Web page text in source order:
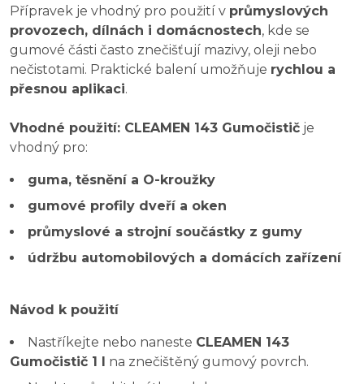
Přípravek je vhodný pro použití v průmyslových
provozech, dílnách i domácnostech, kde se
gumové části často znečišťují mazivy, oleji nebo
nečistotami. Praktické balení umožňuje rychlou a
přesnou aplikaci.
Vhodné použití: CLEAMEN 143 Gumočistič je
vhodný pro:
guma, těsnění a O-kroužky
gumové profily dveří a oken
průmyslové a strojní součástky z gumy
údržbu automobilových a domácích zařízení
Návod k použití
Nastříkejte nebo naneste CLEAMEN 143
Gumočistič 1 l na znečištěný gumový povrch.